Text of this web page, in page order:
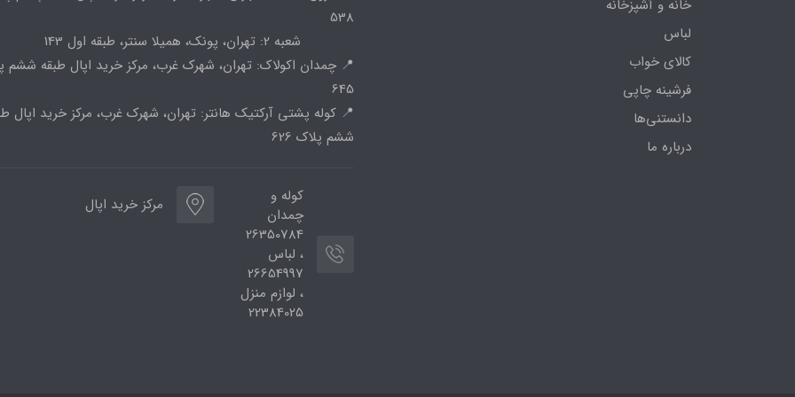
خانه و آشپزخانه
لباس
کالای خواب
فرشینه چاپی
دانستنی‌ها
درباره ما
538
شعبه 2: تهران، پونک، همیلا سنتر، طبقه اول 143
📍 چمدان اکولاک: تهران، شهرک غرب، مرکز خرید اپال طبقه ششم
645
📍 کوله پشتی آرکتیک هانتر: تهران، شهرک غرب، مرکز خرید اپال
ششم پلاک 626
کوله و
چمدان
26350784
، لباس
26654997
، لوازم منزل
22384025
مرکز خرید اپال